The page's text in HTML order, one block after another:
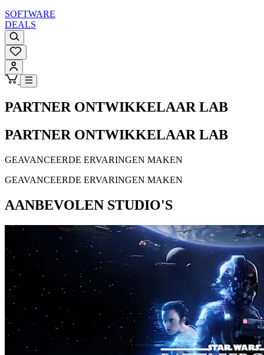
SOFTWARE
DEALS
PARTNER ONTWIKKELAAR LAB
PARTNER ONTWIKKELAAR LAB
GEAVANCEERDE ERVARINGEN MAKEN
GEAVANCEERDE ERVARINGEN MAKEN
AANBEVOLEN STUDIO'S